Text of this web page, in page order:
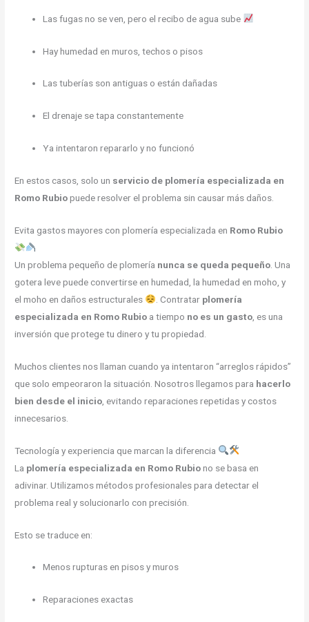
Las fugas no se ven, pero el recibo de agua sube
Hay humedad en muros, techos o pisos
Las tuberías son antiguas o están dañadas
El drenaje se tapa constantemente
Ya intentaron repararlo y no funcionó
En estos casos, solo un servicio de plomería especializada en
Romo Rubiopuede resolver el problema sin causar más daños.
Evita gastos mayores con plomería especializada en Romo Rubio
Un problema pequeño de plomería nunca se queda pequeño . Una
gotera leve puede convertirse en humedad, la humedad en moho, y
el moho en daños estructurales
. Contratar plomería
especializada en Romo Rubio a tiempo no es un gasto , es una
inversión que protege tu dinero y tu propiedad.
Muchos clientes nos llaman cuando ya intentaron “arreglos rápidos”
que solo empeoraron la situación. Nosotros llegamos para hacerlo
bien desde el inicio , evitando reparaciones repetidas y costos
innecesarios.
Tecnología y experiencia que marcan la diferencia
La plomería especializada en Romo Rubiono se basa en
adivinar. Utilizamos métodos profesionales para detectar el
problema real y solucionarlo con precisión.
Esto se traduce en:
Menos rupturas en pisos y muros
Reparaciones exactas